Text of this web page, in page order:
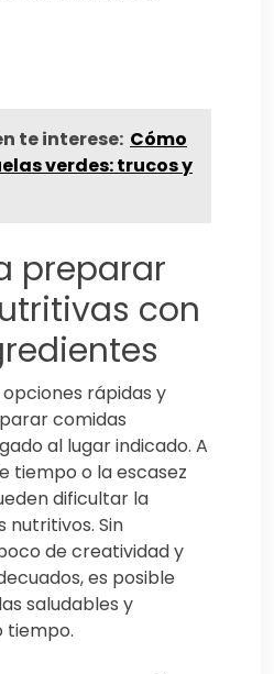
te interese: Cómo
verdes: trucos y
preparar
con
rápidas y
comidas
al lugar indicado. A
tiempo o la escasez
dificultar la
Sin
de creatividad y
es posible
saludables y
tiempo.